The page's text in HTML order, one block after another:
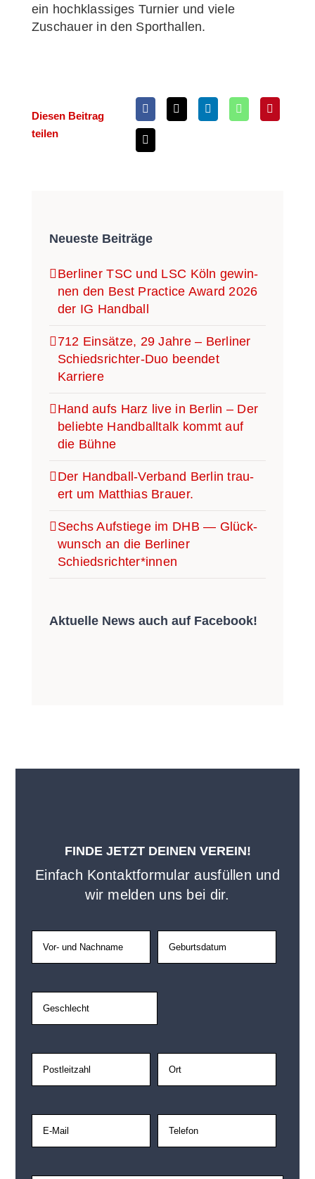
ein hoch­klas­si­ges Tur­nier und vie­le
Zuschau­er in den Sporthallen.
Die­sen Bei­trag
teilen
Neu­es­te Beiträge
Ber­li­ner TSC und LSC Köln gewin­
nen den Best Prac­ti­ce Award 2026
der IG Handball
712 Ein­sät­ze, 29 Jah­re – Ber­li­ner
Schieds­­­rich­­­ter-Duo been­det
Karriere
Hand aufs Harz live in Ber­lin – Der
belieb­te Hand­ball­talk kommt auf
die Bühne
Der Han­­d­­­ball-Ver­­­­­band Ber­lin trau­
ert um Mat­thi­as Brauer.
Sechs Auf­stie­ge im DHB — Glück­
wunsch an die Ber­li­ner
Schiedsrichter*innen
Aktu­el­le News auch auf Facebook!
FINDE JETZT DEINEN VEREIN!
Ein­fach Kon­takt­for­mu­lar aus­fül­len und
wir mel­den uns bei dir.